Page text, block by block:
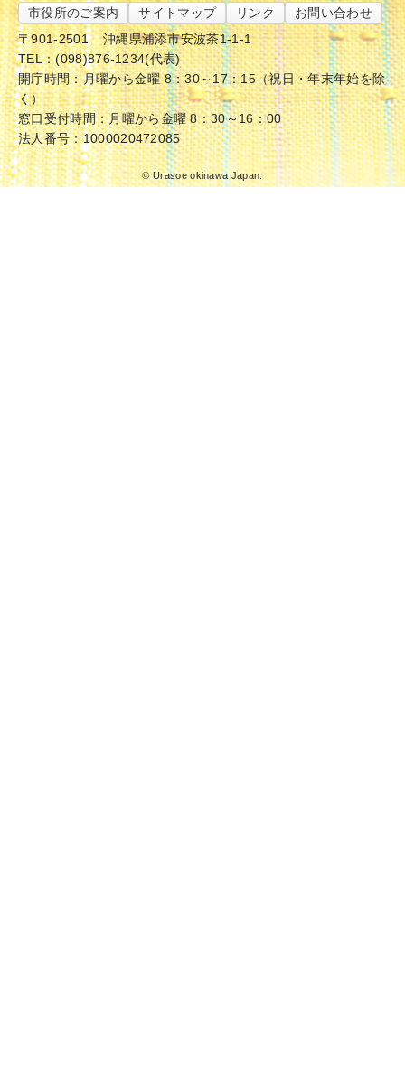
市役所のご案内 サイトマップ リンク
お問い合わせ
〒901-2501
沖縄県浦添市安波茶1-1-1
TEL：(098)876-1234(代表)
開庁時間：月曜から金曜 8：30～17：15（祝日・年末年始を除
く）
窓口受付時間：月曜から金曜 8：30～16：00
法人番号：1000020472085
© Urasoe okinawa Japan.